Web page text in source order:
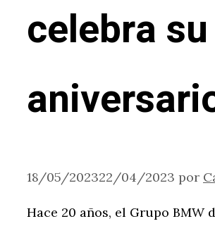
celebra su
18/05/202322/04/2023 por
Hace 20 años, el Grupo BMW